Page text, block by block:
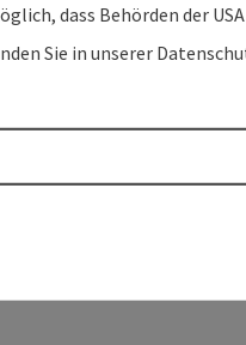
dass Behörden der
Sie in unserer